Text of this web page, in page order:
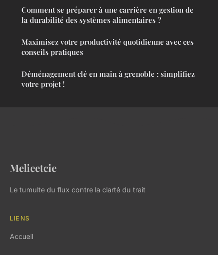
Comment se préparer à une carrière en gestion de
la durabilité des systèmes alimentaires ?
Maximisez votre productivité quotidienne avec ces
conseils pratiques
Déménagement clé en main à grenoble : simplifiez
votre projet !
Melieetcie
Le tumulte du flux contre la clarté du trait
LIENS
Accueil